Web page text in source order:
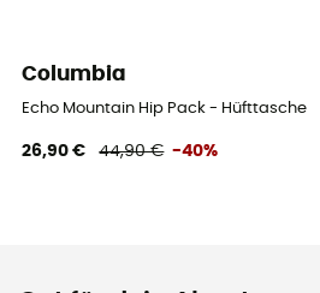
Columbia
Echo Mountain Hip Pack - Hüfttasche
26,90 € 44,90 € -40%